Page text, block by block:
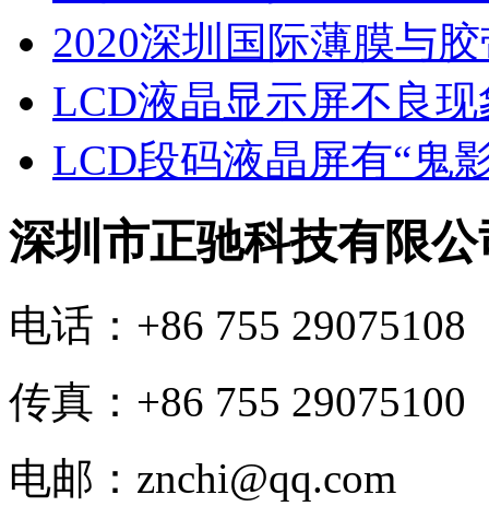
2020深圳国际薄膜与
LCD液晶显示屏不良
LCD段码液晶屏有“鬼
深圳市正驰科技有限公
电话：+86 755 29075108
传真：+86 755 29075100
电邮：znchi@qq.com